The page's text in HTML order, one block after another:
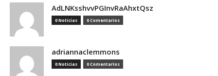
AdLNKsshvvPGInvRaAhxtQsz
0 Noticias 0 Comentarios
adriannaclemmons
0 Noticias 0 Comentarios